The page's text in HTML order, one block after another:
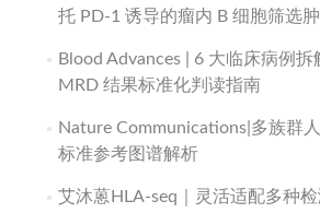
托 PD-1 诱导的瘤内 B 细胞筛选
Blood Advances | 6 大临床病例拆
MRD 结果标准化判读指南
Nature Communications|多族群
标准参考图谱解析
艾沐蒽HLA-seq｜灵活适配多种